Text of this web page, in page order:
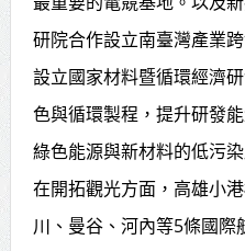
研院合作設立南臺灣產業
設立國家材料暨循環經濟
色與循環製程，提升研發
綠色能源與新材料的低污染
在開拓觀光方面，高雄小
川、曼谷、河內等5條國際